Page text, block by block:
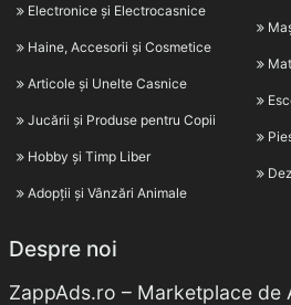
Electronice și Electrocasnice
Haine, Accesorii și Cosmetice
Articole și Unelte Casnice
Jucării și Produse pentru Copii
Hobby și Timp Liber
Adopții și Vânzări Animale
Despre noi
ZappAds.ro – Marketplace de